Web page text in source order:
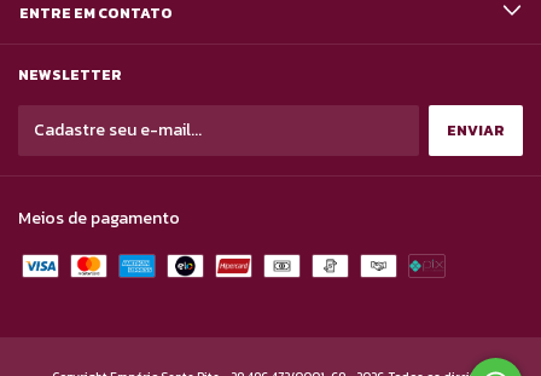
ENTRE EM CONTATO
NEWSLETTER
Meios de pagamento